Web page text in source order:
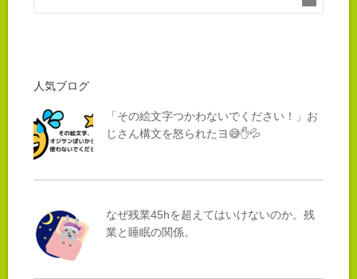
人気ブログ
「その絵文字つかわないでください！」お
じさん構文を怒られたヨ😅✋💦
なぜ残業45hを超えてはいけないのか。残
業と睡眠の関係。